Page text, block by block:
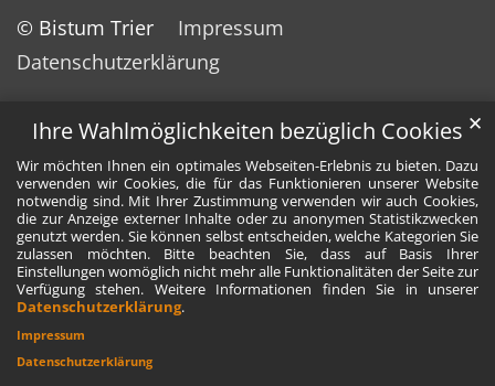
Ihre Wahlmöglichkeiten bezüglich Cookies
Wir möchten Ihnen ein optimales Webseiten-Erlebnis zu bieten. Dazu
verwenden wir Cookies, die für das Funktionieren unserer Website
notwendig sind. Mit Ihrer Zustimmung verwenden wir auch Cookies,
die zur Anzeige externer Inhalte oder zu anonymen Statistikzwecken
genutzt werden. Sie können selbst entscheiden, welche Kategorien Sie
zulassen möchten. Bitte beachten Sie, dass auf Basis Ihrer
Einstellungen womöglich nicht mehr alle Funktionalitäten der Seite zur
Verfügung stehen. Weitere Informationen finden Sie in unserer
Datenschutzerklärung.
✕
Impressum
Datenschutzerklärung
© Bistum Trier
Impressum
Datenschutzerklärung